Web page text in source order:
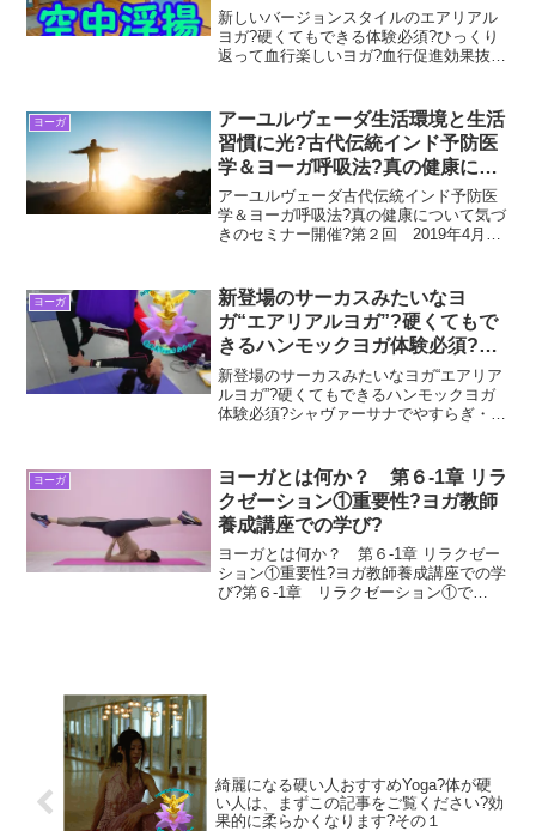
ヨガ?血行促進効果抜群健康に良
い?画像公開part1
新しいバージョンスタイルのエアリアル
ヨガ?硬くてもできる体験必須?ひっくり
返って血行楽しいヨガ?血行促進効果抜群
まですることが出来なかったアクロバテ
ィックなヨガも...
ヨーガ
アーユルヴェーダ生活環境と生活
習慣に光?古代伝統インド予防医
学＆ヨーガ呼吸法?真の健康につ
いて気づきのセミナー?第２回
アーユルヴェーダ古代伝統インド予防医
学＆ヨーガ呼吸法?真の健康について気づ
きのセミナー開催?第２回 2019年4月5
は古代インドで培われた5千年以上の歴史
的な...
ヨーガ
新登場のサーカスみたいなヨ
ガ“エアリアルヨガ”?硬くてもで
きるハンモックヨガ体験必須?シ
ャヴァーサナでやすらぎ・コア筋
肉トレーニングで減量健康ヨガ?
画像公開part3
新登場のサーカスみたいなヨガ“エアリア
ルヨガ”?硬くてもできるハンモックヨガ
体験必須?シャヴァーサナでやすらぎ・コ
ガ“エアリアルヨガ”は、からだが硬くても
できるハ...
ヨーガ
ヨーガとは何か？ 第６-1章 リラ
クゼーション①重要性?ヨガ教師
養成講座での学び?
ヨーガとは何か？ 第６-1章 リラクゼー
ション①重要性?ヨガ教師養成講座での学
び?第６-1章 リラクゼーション①で
綺麗になる硬い人おすすめYoga?体が硬
い人は、まずこの記事をご覧ください?効
果的に柔らかくなります?その１